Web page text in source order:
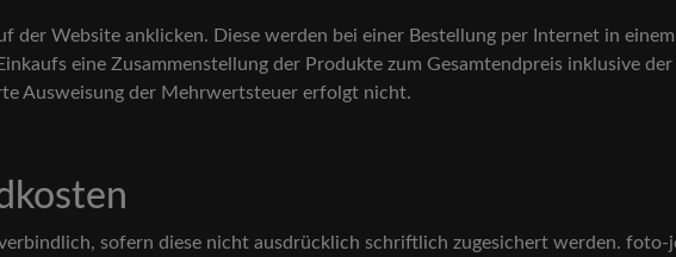
der Website anklicken. Diese werden bei einer Bestellung per Internet in
eine Zusammenstellung der Produkte zum Gesamtendpreis inklusive
Ausweisung der Mehrwertsteuer erfolgt nicht.
sofern diese nicht ausdrücklich schriftlich zugesichert werden. foto-